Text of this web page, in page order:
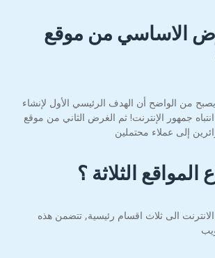
الاساسي من موقع
من الواضح أن الهدف الرئيسي الأول لإنشاء
جمهور الإنترنت! ثم الغرض الثاني من موقع
المواقع الثلاثة ؟
الى ثلاث اقسام رئيسية, تتضمن هذه